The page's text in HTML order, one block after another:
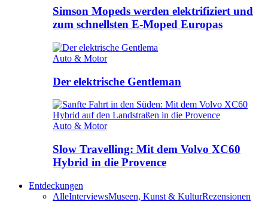
Simson Mopeds werden elektrifiziert und
zum schnellsten E-Moped Europas
Auto & Motor
Der elektrische Gentleman
Auto & Motor
Slow Travelling: Mit dem Volvo XC60
Hybrid in die Provence
Entdeckungen
AlleInterviewsMuseen, Kunst & KulturRezensionen